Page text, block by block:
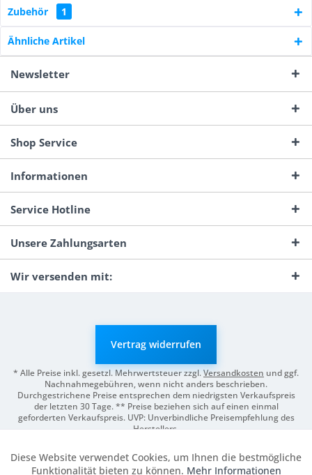
Zubehör 1
Ähnliche Artikel
Newsletter
Über uns
Shop Service
Informationen
Service Hotline
Unsere Zahlungsarten
Wir versenden mit:
Vertrag widerrufen
* Alle Preise inkl. gesetzl. Mehrwertsteuer zzgl.Versandkosten und ggf.
Nachnahmegebühren, wenn nicht anders beschrieben.
Durchgestrichene Preise entsprechen dem niedrigsten Verkaufspreis
der letzten 30 Tage. ** Preise beziehen sich auf einen einmal
geforderten Verkaufspreis. UVP: Unverbindliche Preisempfehlung des
Herstellers.
Funktionale Aktiv
Diese Website verwendet Cookies, um Ihnen die bestmögliche
Funktionalität bieten zu können. Mehr Informationen